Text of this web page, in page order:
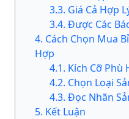
3.3. Giá Cả Hợp
3.4. Được Các
4. Cách Chọn Mua
Hợp
4.1. Kích Cỡ Phù
4.2. Chọn Loại
4.3. Đọc Nhãn
5. Kết Luận